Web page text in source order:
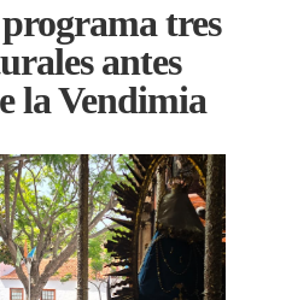
tres
antes
la Vendimia